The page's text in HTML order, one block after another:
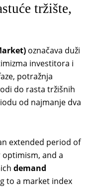
tržište,
označava duži
investitora i
potražnja
do rasta tržišnih
od najmanje dva
extended period of
and a
demand
to a market index